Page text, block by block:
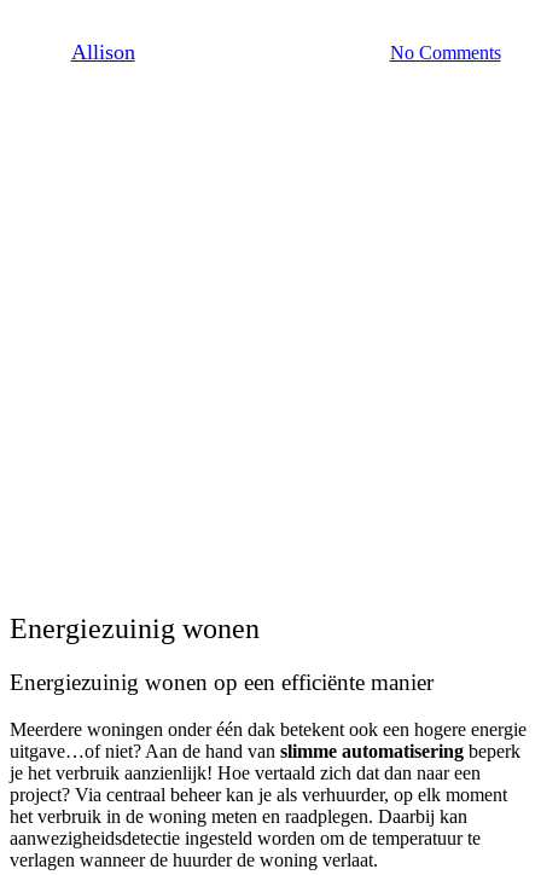
Allison No Comments
Energiezuinig wonen
Energiezuinig wonen op een efficiënte manier
Meerdere woningen onder één dak betekent ook een hogere energie
uitgave…of niet? Aan de hand van slimme automatisering beperk
je het verbruik aanzienlijk! Hoe vertaald zich dat dan naar een
project? Via centraal beheer kan je als verhuurder, op elk moment
het verbruik in de woning meten en raadplegen. Daarbij kan
aanwezigheidsdetectie ingesteld worden om de temperatuur te
verlagen wanneer de huurder de woning verlaat.